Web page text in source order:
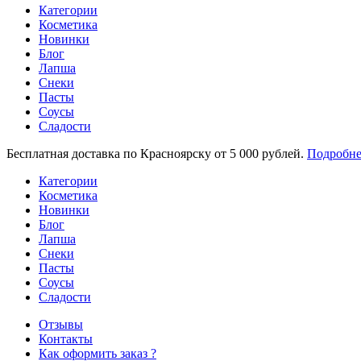
Категории
Косметика
Новинки
Блог
Лапша
Снеки
Пасты
Соусы
Сладости
Бесплатная доставка по Красноярску от 5 000 рублей.
Категории
Косметика
Новинки
Блог
Лапша
Снеки
Пасты
Соусы
Сладости
Отзывы
Контакты
Как оформить заказ ?